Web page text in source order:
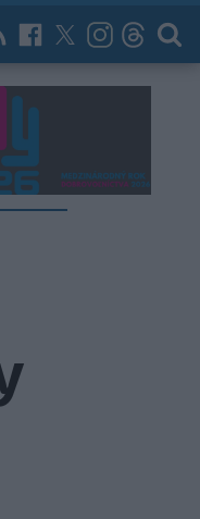
News Now Archív